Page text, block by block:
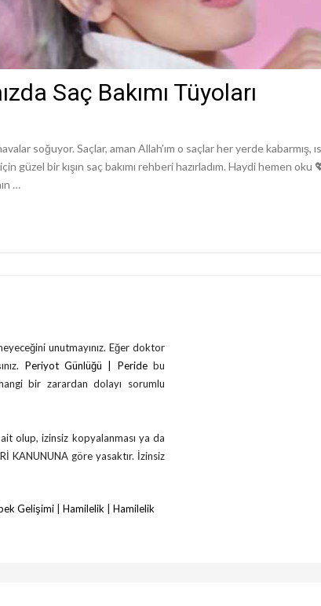
Saç Bakımı Tüyoları
soğuyor. Saçlar, aman Allah’ım o saçlar her yerde
güzel bir kışın saç bakımı rehberi hazırladım. Haydi hemen
…
unutmayınız. Eğer doktor
Periyot Günlüğü | Peridebu
bir zarardan dolayı sorumlu
olup, izinsiz kopyalanması ya da
KANUNUNA göre yasaktır. İzinsiz
Gelişimi Hamilelik
Hamilelik